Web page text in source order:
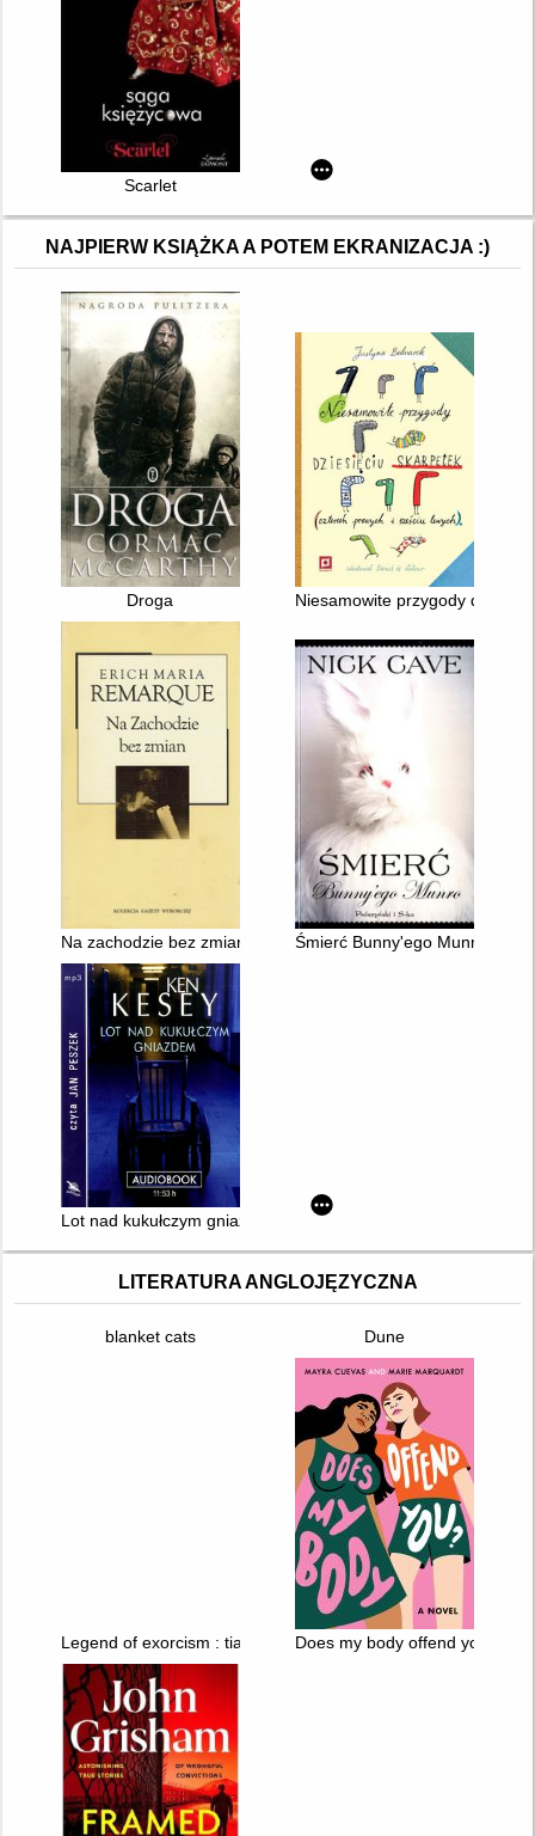
Scarlet
NAJPIERW KSIĄŻKA A POTEM EKRANIZACJA :)
Droga Niesamowite przygody
Na zachodzie bez zmian Śmierć Bunny'ego Munro
Lot nad kukułczym gniazdem
LITERATURA ANGLOJĘZYCZNA
blanket cats Dune
Legend of exorcism : tianbao fuyao lu. T. 1Does my body offend you?